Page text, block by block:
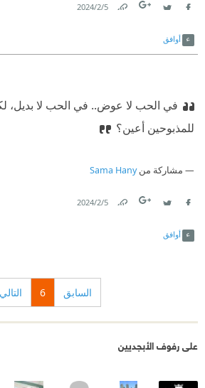
5‏/2‏/2024
أوافق
في الحب لا عوض.. في الحب لا بديل،
للمذبوحين أعين؟
مشاركة منSama Hany
5‏/2‏/2024
أوافق
السابق 6 التالي
على رفوف الأبجديين